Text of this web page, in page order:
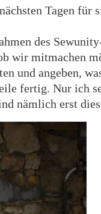
Tagen für
des
wir mitmachen
und angeben,
fertig. Nur ich
nämlich erst